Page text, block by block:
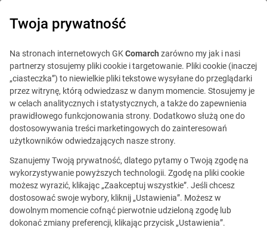
Specjalista ds. sprzedaży (IoT Plant)
Ta oferta jest już
Twoja prywatność
Na stronach internetowych GKComarch zarówno my jak i nasi
partnerzy stosujemy pliki cookie i targetowanie. Pliki cookie (inaczej
„ciasteczka”) to niewielkie pliki tekstowe wysyłane do przeglądarki
przez witrynę, którą odwiedzasz w danym momencie. Stosujemy je
w celach analitycznych i statystycznych, a także do zapewnienia
prawidłowego funkcjonowania strony. Dodatkowo służą one do
dostosowywania treści marketingowych do zainteresowań
użytkowników odwiedzających nasze strony.
Szanujemy Twoją prywatność, dlatego pytamy o Twoją zgodę na
wykorzystywanie powyższych technologii. Zgodę na pliki cookie
możesz wyrazić, klikając „Zaakceptuj wszystkie”. Jeśli chcesz
dostosować swoje wybory, kliknij „Ustawienia”. Możesz w
dowolnym momencie cofnąć pierwotnie udzieloną zgodę lub
dokonać zmiany preferencji, klikając przycisk „Ustawienia”.